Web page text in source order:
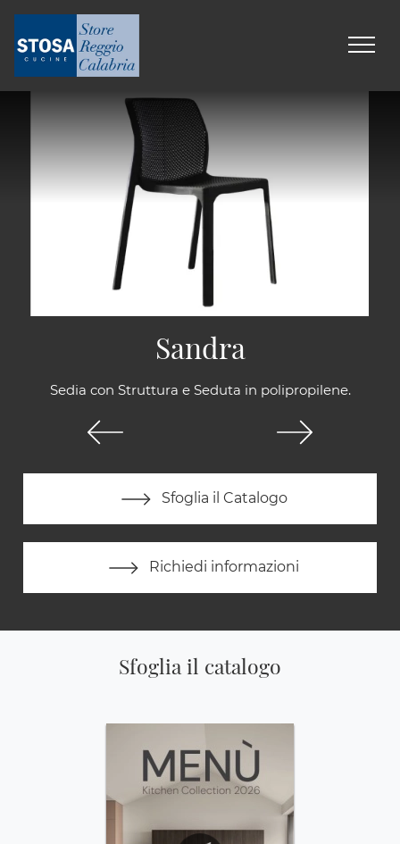
Sedia con Struttura e Seduta in polipropilene.
Sfoglia il Catalogo
Richiedi informazioni
Sandra
Sfoglia il catalogo